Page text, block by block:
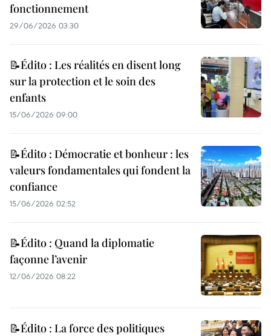
fonctionnement
29/06/2026 03:30
📝Édito : Les réalités en disent long
sur la protection et le soin des
enfants
15/06/2026 09:00
📝Édito : Démocratie et bonheur : les
valeurs fondamentales qui fondent la
confiance
15/06/2026 02:52
📝Édito : Quand la diplomatie
façonne l’avenir
12/06/2026 08:22
📝Édito : La force des politiques